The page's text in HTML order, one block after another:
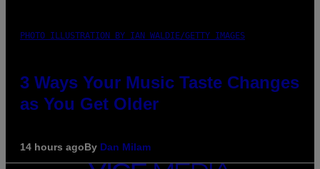
PHOTO ILLUSTRATION BY IAN WALDIE/GETTY IMAGES
3 Ways Your Music Taste Changes
as You Get Older
14 hours agoBy Dan Milam